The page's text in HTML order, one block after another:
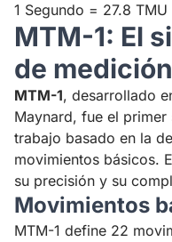
1 Segundo = 27.8 TMU
MTM-1: El
de
MTM-1, desarrollado
Maynard, fue el
trabajo basado en la
movimientos básicos.
su precisión y su
Movimientos
MTM-1 define 22